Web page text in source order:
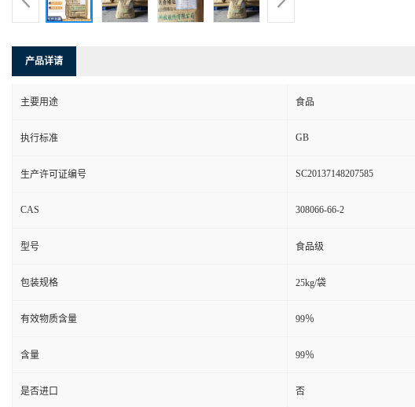
产品详请
主要用途 食品
执行标准 GB
生产许可证编号 SC20137148207585
CAS 308066-66-2
型号 食品级
包装规格 25kg/袋
有效物质含量 99％
含量 99％
是否进口 否